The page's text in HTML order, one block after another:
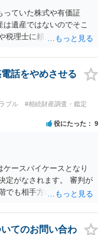
っていた株式や有価証
遺産ではないのでそこ
税理士に頼んでも守秘義
という手続きを使って銀
動産は、相続登記が済ん
義父様のつながりがわ
いう手続きをすると、
より既に相続登記され
けて登記名義を調べて
いますので、特に相場
士連合会が設けていた
一定数いると思います
話をやめさせる
ブル
#相続財産調査・鑑定
役にたった 9
ースバイケースとなり
定がなされます。 審判が
でも相手方の連絡が迷惑
てのお問い合わ